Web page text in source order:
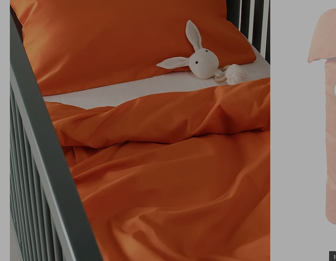
1